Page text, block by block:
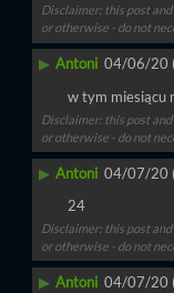
Disclaimer: this post
or otherwise - do not
▶ Antoni 04/06/20
w tym miesiącu
Disclaimer: this post
or otherwise - do not
▶ Antoni 04/07/20
24
Disclaimer: this post
or otherwise - do not
▶ Antoni 04/07/20